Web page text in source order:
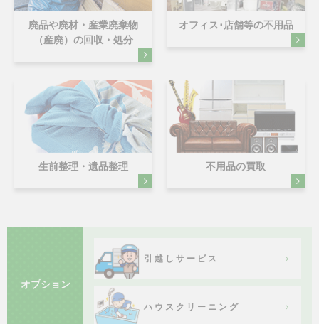
廃品や廃材・産業廃棄物
（産廃）の回収・処分
オフィス･店舗等の不用品
生前整理・遺品整理 不用品の買取
オプション
引越しサービス
ハウスクリーニング